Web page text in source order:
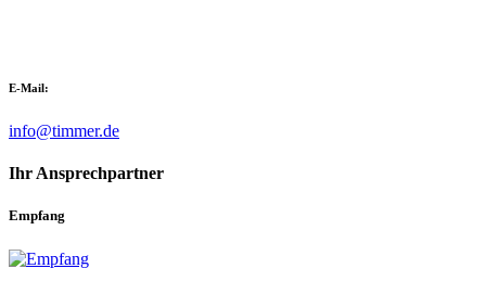
E-Mail:
info@timmer.de
Ihr Ansprechpartner
Empfang